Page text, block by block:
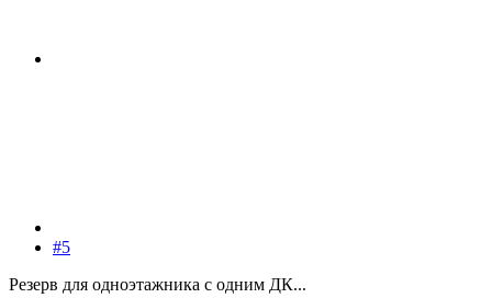
#5
Резерв для одноэтажника с одним ДК...